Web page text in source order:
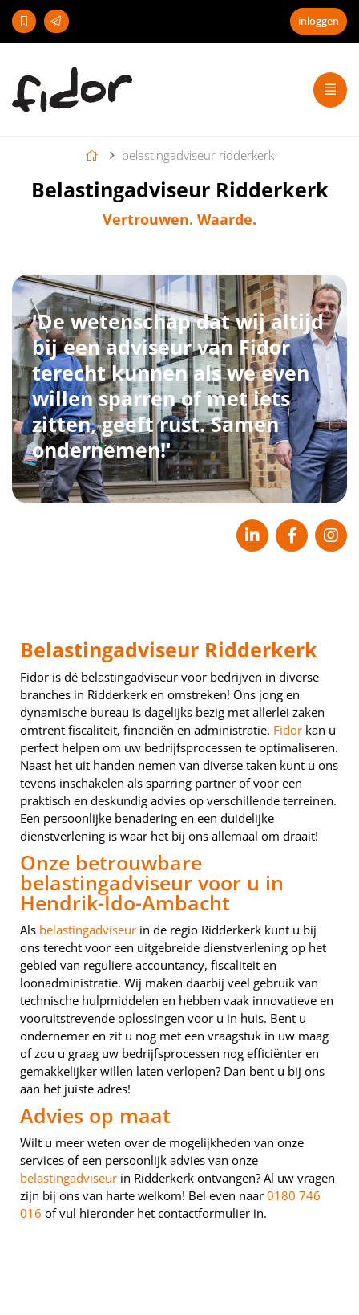
inloggen
belastingadviseur ridderkerk
Belastingadviseur Ridderkerk
Vertrouwen. Waarde.
'De wetenschap dat wij altijd
bij een adviseur van Fidor
terecht kunnen als we even
willen sparren of met iets
zitten, geeft rust. Samen
ondernemen!'
Belastingadviseur Ridderkerk
Fidor is dé belastingadviseur voor bedrijven in diverse
branches in Ridderkerk en omstreken! Ons jong en
dynamische bureau is dagelijks bezig met allerlei zaken
omtrent fiscaliteit, financiën en administratie. Fidor kan u
perfect helpen om uw bedrijfsprocessen te optimaliseren.
Naast het uit handen nemen van diverse taken kunt u ons
tevens inschakelen als sparring partner of voor een
praktisch en deskundig advies op verschillende terreinen.
Een persoonlijke benadering en een duidelijke
dienstverlening is waar het bij ons allemaal om draait!
Onze betrouwbare
belastingadviseur voor u in
Hendrik-Ido-Ambacht
Als belastingadviseur in de regio Ridderkerk kunt u bij
ons terecht voor een uitgebreide dienstverlening op het
gebied van reguliere accountancy, fiscaliteit en
loonadministratie. Wij maken daarbij veel gebruik van
technische hulpmiddelen en hebben vaak innovatieve en
vooruitstrevende oplossingen voor u in huis. Bent u
ondernemer en zit u nog met een vraagstuk in uw maag
of zou u graag uw bedrijfsprocessen nog efficiënter en
gemakkelijker willen laten verlopen? Dan bent u bij ons
aan het juiste adres!
Advies op maat
Wilt u meer weten over de mogelijkheden van onze
services of een persoonlijk advies van onze
belastingadviseur in Ridderkerk ontvangen? Al uw vragen
zijn bij ons van harte welkom! Bel even naar 0180 746
016 of vul hieronder het contactformulier in.